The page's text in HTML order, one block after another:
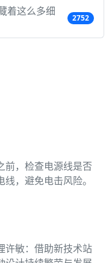
着这么多细
2752
前，检查电源线是否
，避免电击风险。
许敏：借助新技术站